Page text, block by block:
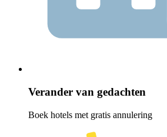
Verander van gedachten
Boek hotels met gratis annulering